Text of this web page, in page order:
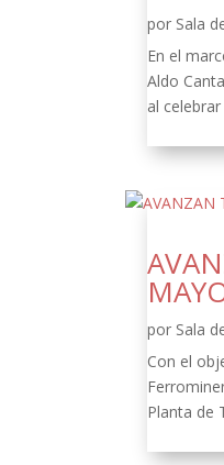
por Sala
En el
Aldo
al
por Sala
Con el
Planta de